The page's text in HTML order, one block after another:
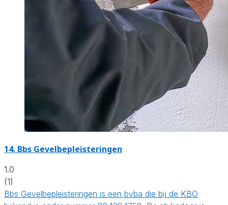
14. Bbs Gevelbepleisteringen
1.0
(1)
Bbs Gevelbepleisteringen is een bvba die bij de KBO